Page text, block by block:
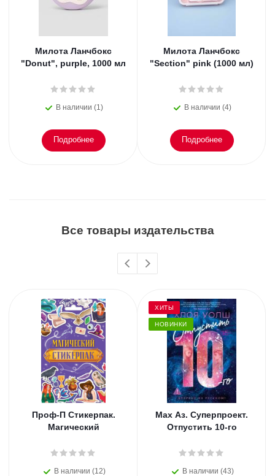
Милота Ланчбокс
"Donut", purple, 1000 мл
В наличии (1)
Подробнее
Милота Ланчбокс
"Section" pink (1000 мл)
В наличии (4)
Подробнее
Все товары издательства
Проф-П Стикерпак.
Магический
В наличии (12)
ХИТЫ
НОВИНКИ
Мах Аз. Суперпроект.
Отпустить 10-го
В наличии (43)